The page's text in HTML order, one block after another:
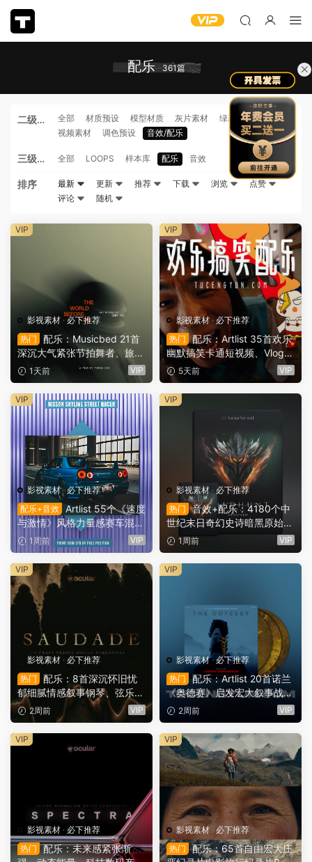
配乐 361篇
二级分
全部 材质预设 模型材质 灰片素材
绿幕素材
视频素材
调色预设 音效/配乐
三级分
全部 LOOPS 样本库 配乐 音效
排序 最新 更新 推荐 下载 浏览
点赞
评论
随机
影视素材 ·必下推荐
热门
配乐：Musicbed 21首
深沉大气紧张节拍舞者、旅行
场景商业电影广告宣传配乐B
GM视频背景音乐素材（1616
1）
1天前 VIP
VIP
影视素材 · 必下推荐
热门
配乐：Artlist 35首欢乐
幽默搞笑卡通短视频、Vlog、
情景喜剧电影广告配乐BGM
视频背景音乐素材（16141）
5天前 VIP
VIP
影视素材·必下推荐
配乐+音效
Artlist 55个《速度
与激情》风格力量感赛车混剪
极限运动健身格斗商业广告电
影预告片BGM视频背景音乐
+音效素材（16116）
1周前 VIP
VIP
影视素材 · 必下推荐
热门
音效+配乐：4180个中
世纪末日奇幻史诗暗黑原始蛮
荒惊悚紧张氛围感电影游戏预
告片音效配乐素材合集 Keepf
orest Wildhunt – Savage Rit
ual Tension WAV（16103）
1周前 VIP
VIP
影视素材 · 必下推荐
热门
配乐：8首深沉怀旧忧
郁细腻情感叙事钢琴、弦乐电
影预告片广告BGM视频背景
音乐素材 Ocular Sounds – S
audade – Soundtrack Albu
m （16098）
2周前 VIP
VIP
影视素材·必下推荐
热门
配乐：Artlist 20首诺兰
《奥德赛》启发宏大叙事战争
高燃紧张氛围冒险纪录片电影
预告片BGM视频背景音乐素
材（16086）
2周前 VIP
VIP
影视素材 · 必下推荐
热门
配乐：未来感紧张渐
VIP
影视素材 ·必下推荐
热门
配乐：65首自由宏大庄
VIP